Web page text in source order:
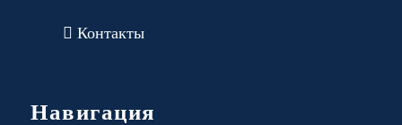
Контакты
Навигация